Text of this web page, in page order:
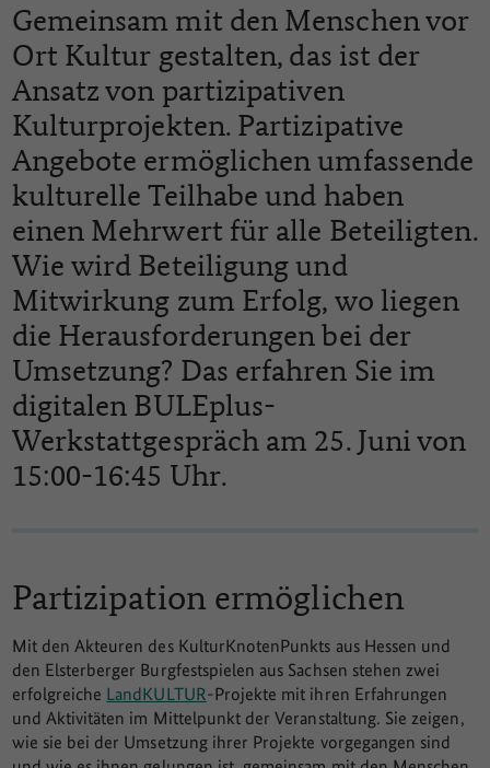
Gemeinsam mit den Menschen vor
Ort Kultur gestalten, das ist der
Ansatz von partizipativen
Kulturprojekten. Partizipative
Angebote ermöglichen umfassende
kulturelle Teilhabe und haben
einen Mehrwert für alle Beteiligten.
Wie wird Beteiligung und
Mitwirkung zum Erfolg, wo liegen
die Herausforderungen bei der
Umsetzung? Das erfahren Sie im
digitalen BULEplus-
Werkstattgespräch am 25. Juni von
15:00-16:45 Uhr.
Partizipation ermöglichen
Mit den Akteuren des KulturKnotenPunkts aus Hessen und
den Elsterberger Burgfestspielen aus Sachsen stehen zwei
erfolgreiche LandKULTUR-Projekte mit ihren Erfahrungen
und Aktivitäten im Mittelpunkt der Veranstaltung. Sie zeigen,
wie sie bei der Umsetzung ihrer Projekte vorgegangen sind